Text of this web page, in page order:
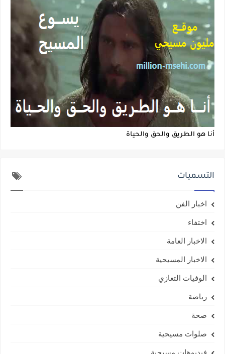
أنا هو الطريق والحق والحياة
التسميات
اخبار الفن
اختفاء
الاخبار العامة
الاخبار المسيحية
الوفيات التعازي
رياضة
صحة
صلوات مسيحية